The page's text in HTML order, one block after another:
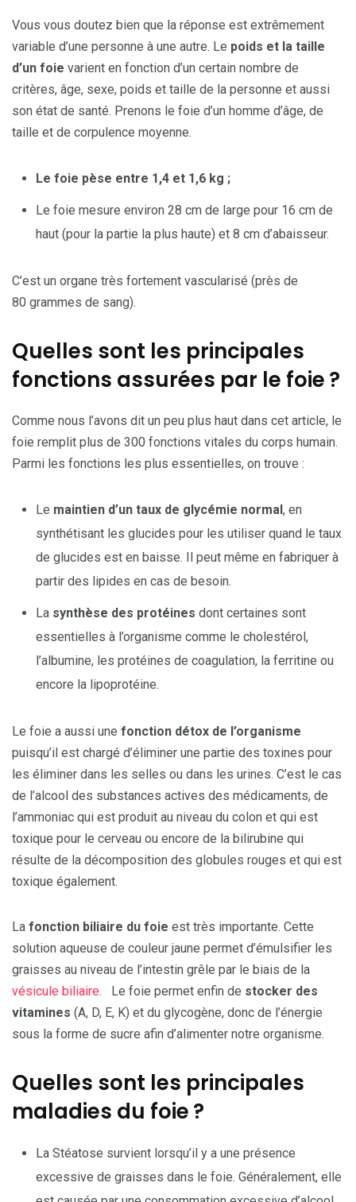
Vous vous doutez bien que la réponse est extrêmement
variable d’une personne à une autre. Le poids et la taille
d’un foie varient en fonction d’un certain nombre de
critères, âge, sexe, poids et taille de la personne et aussi
son état de santé. Prenons le foie d’un homme d’âge, de
taille et de corpulence moyenne.
Le foie pèse entre 1,4 et 1,6 kg ;
Le foie mesure environ 28 cm de large pour 16 cm de
haut (pour la partie la plus haute) et 8 cm d’abaisseur.
C’est un organe très fortement vascularisé (près de
80 grammes de sang).
Quelles sont les principales
fonctions assurées par le foie ?
Comme nous l’avons dit un peu plus haut dans cet article, le
foie remplit plus de 300 fonctions vitales du corps humain.
Parmi les fonctions les plus essentielles, on trouve :
Le maintien d’un taux de glycémie normal , en
synthétisant les glucides pour les utiliser quand le taux
de glucides est en baisse. Il peut même en fabriquer à
partir des lipides en cas de besoin.
La synthèse des protéines dont certaines sont
essentielles à l’organisme comme le cholestérol,
l’albumine, les protéines de coagulation, la ferritine ou
encore la lipoprotéine.
Le foie a aussi une fonction détox de l’organisme
puisqu’il est chargé d’éliminer une partie des toxines pour
les éliminer dans les selles ou dans les urines. C’est le cas
de l’alcool des substances actives des médicaments, de
l’ammoniac qui est produit au niveau du colon et qui est
toxique pour le cerveau ou encore de la bilirubine qui
résulte de la décomposition des globules rouges et qui est
toxique également.
La fonction biliaire du foie est très importante. Cette
solution aqueuse de couleur jaune permet d’émulsifier les
graisses au niveau de l’intestin grêle par le biais de la
vésicule biliaire. Le foie permet enfin de stocker des
vitamines (A, D, E, K) et du glycogène, donc de l’énergie
sous la forme de sucre afin d’alimenter notre organisme.
Quelles sont les principales
maladies du foie ?
La Stéatose survient lorsqu’il y a une présence
excessive de graisses dans le foie. Généralement, elle